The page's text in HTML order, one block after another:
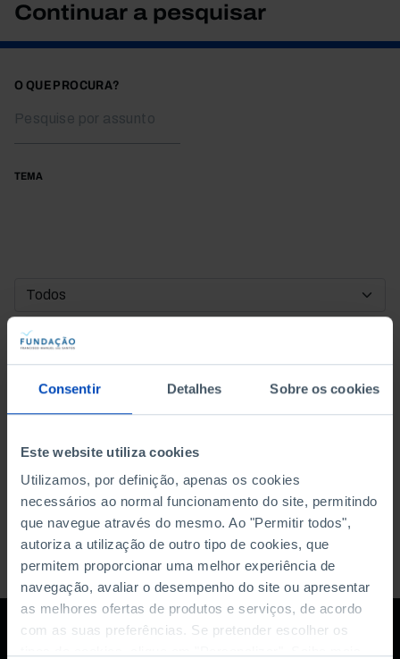
Consentir Detalhes Sobre os cookies
Este website utiliza cookies
Utilizamos, por definição, apenas os cookies
necessários ao normal funcionamento do site, permitindo
que navegue através do mesmo. Ao "Permitir todos",
autoriza a utilização de outro tipo de cookies, que
permitem proporcionar uma melhor experiência de
navegação, avaliar o desempenho do site ou apresentar
as melhores ofertas de produtos e serviços, de acordo
com as suas preferências. Se pretender escolher os
Continuar a pesquisar
O QUE PROCURA?
TEMA
DATA DE INÍCIO
DATA DE FIM